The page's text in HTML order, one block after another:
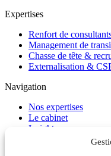
Expertises
Renfort de
Management de
Chasse de tête &
Externalisation &
Navigation
Nos expertises
Le cabinet
Insights